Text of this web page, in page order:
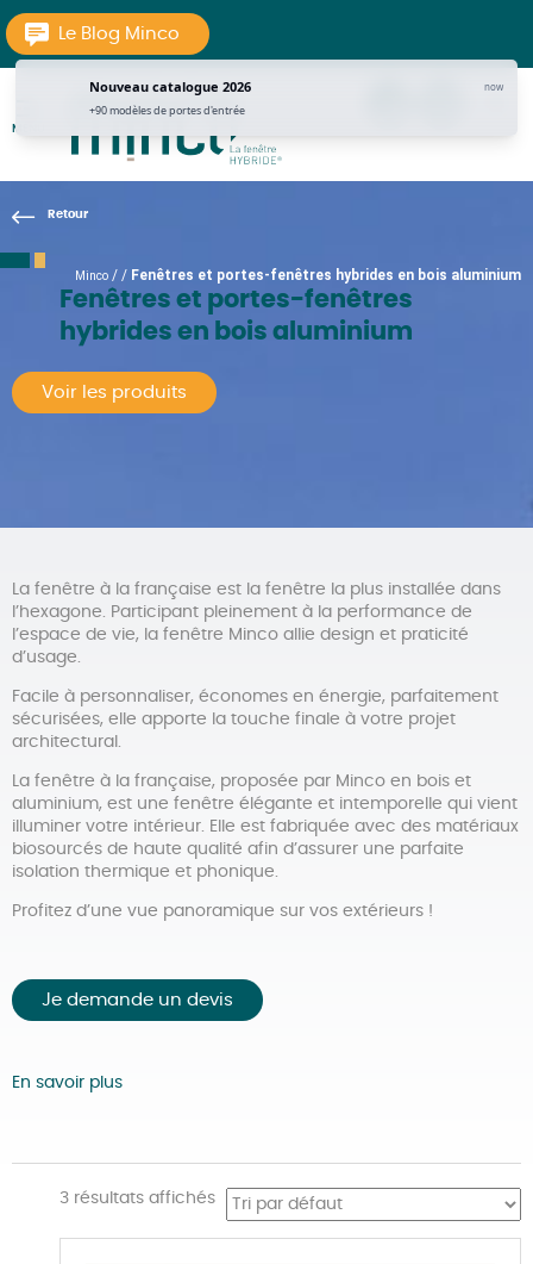
Aller au texte
Aller au menu
Le Blog Minco
MENU
contenu
Minco / / Fenêtres et portes-fenêtres hybrides en bois aluminium
Fenêtres et portes-fenêtres
hybrides en bois aluminium
Voir les produits
La fenêtre à la française est la fenêtre la plus installée dans
l’hexagone. Participant pleinement à la performance de
l’espace de vie, la fenêtre Minco allie design et praticité
d’usage.
Facile à personnaliser, économes en énergie, parfaitement
sécurisées, elle apporte la touche finale à votre projet
architectural.
La fenêtre à la française, proposée par Minco en bois et
aluminium, est une fenêtre élégante et intemporelle qui vient
illuminer votre intérieur. Elle est fabriquée avec des matériaux
biosourcés de haute qualité afin d’assurer une parfaite
isolation thermique et phonique.
Profitez d’une vue panoramique sur vos extérieurs !
Je demande un devis
En savoir plus
3 résultats affichés
Nouveau catalogue 2026 now
+90 modèles de portes d'entrée